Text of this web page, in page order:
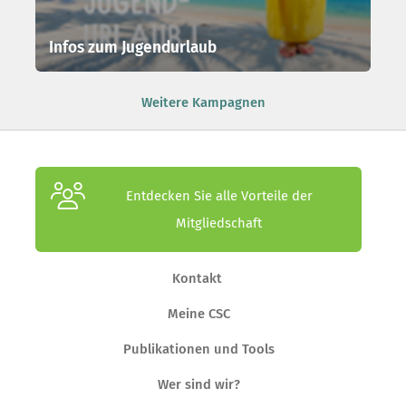
Infos zum Jugendurlaub
Weitere Kampagnen
Entdecken Sie alle Vorteile der
Mitgliedschaft
Kontakt
Meine CSC
Publikationen und Tools
Wer sind wir?